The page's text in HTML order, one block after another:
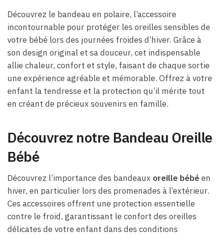
Découvrez le bandeau en polaire, l’accessoire
incontournable pour protéger les oreilles sensibles de
votre bébé lors des journées froides d’hiver. Grâce à
son design original et sa douceur, cet indispensable
allie chaleur, confort et style, faisant de chaque sortie
une expérience agréable et mémorable. Offrez à votre
enfant la tendresse et la protection qu’il mérite tout
en créant de précieux souvenirs en famille.
Découvrez notre Bandeau Oreille
Bébé
Découvrez l’importance des bandeaux oreille bébéen
hiver, en particulier lors des promenades à l’extérieur.
Ces accessoires offrent une protection essentielle
contre le froid, garantissant le confort des oreilles
délicates de votre enfant dans des conditions